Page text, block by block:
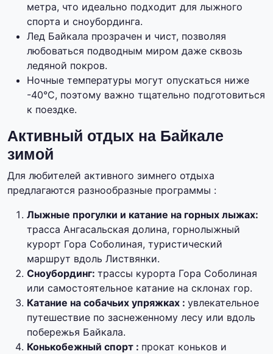
метра, что идеально подходит для лыжного
спорта и сноубординга.
Лед Байкала прозрачен и чист, позволяя
любоваться подводным миром даже сквозь
ледяной покров.
Ночные температуры могут опускаться ниже
-40°C, поэтому важно тщательно подготовиться
к поездке.
Активный отдых на Байкале
зимой
Для любителей активного зимнего отдыха
предлагаются разнообразные программы :
Лыжные прогулки и катание на горных лыжах:
трасса Ангасальская долина, горнолыжный
курорт Гора Соболиная, туристический
маршрут вдоль Листвянки.
Сноубординг: трассы курорта Гора Соболиная
или самостоятельное катание на склонах гор.
Катание на собачьих упряжках : увлекательное
путешествие по заснеженному лесу или вдоль
побережья Байкала.
Конькобежный спорт : прокат коньков и